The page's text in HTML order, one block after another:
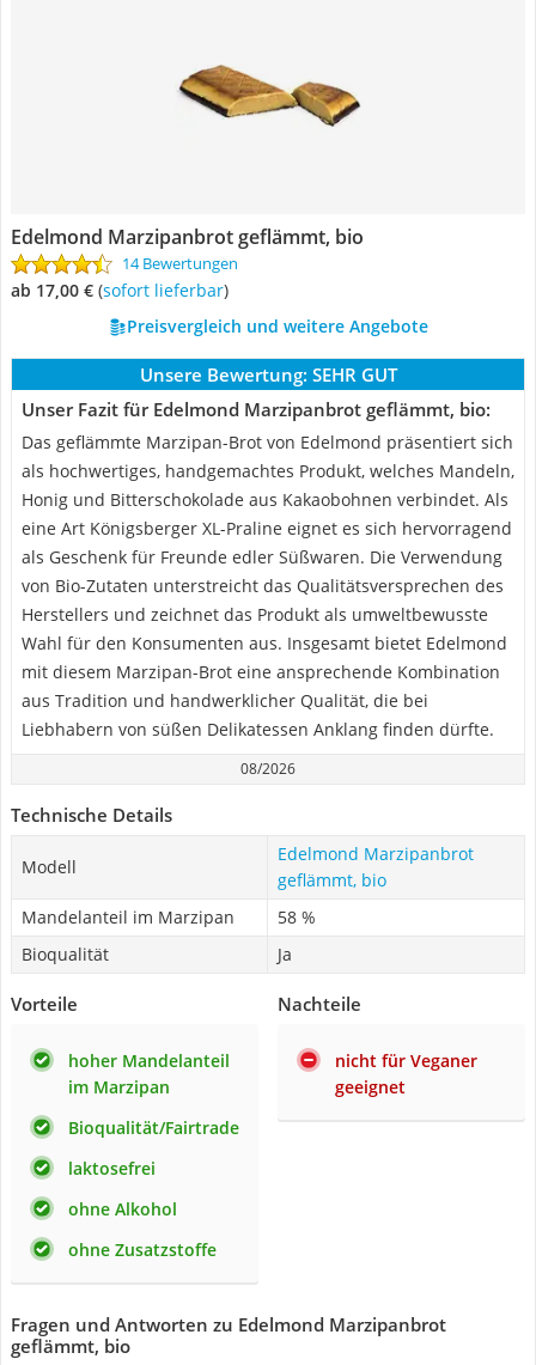
Edelmond Marzipanbrot geflämmt, bio
14 Bewertungen
ab 17,00 € ( Sofort lieferbar)
Preisvergleich und weitere Angebote
Unsere Bewertung: SEHR GUT
Unser Fazit für Edelmond Marzipanbrot geflämmt, bio:
Das geflämmte Marzipan-Brot von Edelmond präsentiert sich
als hochwertiges, handgemachtes Produkt, welches Mandeln,
Honig und Bitterschokolade aus Kakaobohnen verbindet. Als
eine Art Königsberger XL-Praline eignet es sich hervorragend
als Geschenk für Freunde edler Süßwaren. Die Verwendung
von Bio-Zutaten unterstreicht das Qualitätsversprechen des
Herstellers und zeichnet das Produkt als umweltbewusste
Wahl für den Konsumenten aus. Insgesamt bietet Edelmond
mit diesem Marzipan-Brot eine ansprechende Kombination
aus Tradition und handwerklicher Qualität, die bei
Liebhabern von süßen Delikatessen Anklang finden dürfte.
08/2026
Technische Details
Modell
Edelmond Marzipanbrot
geflämmt, bio
Mandelanteil im Marzipan
58 %
Bioqualität
Ja
Vorteile
hoher Mandelanteil
im Marzipan
Bioqualität/Fairtrade
laktosefrei
ohne Alkohol
ohne Zusatzstoffe
Nachteile
nicht für Veganer
geeignet
Fragen und Antworten zu Edelmond Marzipanbrot
geflämmt, bio